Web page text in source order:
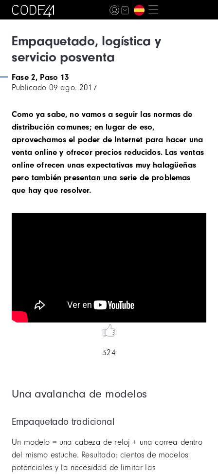
Empaquetado, logística y
servicio posventa
Fase 2, Paso 13
Publicado 09 ago. 2017
Como ya sabe, no vamos a seguir las normas de
distribución comunes; en lugar de eso,
aprovechamos el poder de Internet para hacer una
venta online y ofrecer precios reducidos. Las ventas
online ofrecen unas expectativas muy halagüeñas
pero también presentan una serie de problemas
que hay que resolver.
324
Una avalancha de modelos
Empaquetado tradicional
Un modelo = una cabeza de reloj + una correa dentro
del mismo estuche. Resultado: cientos de modelos
potenciales y la necesidad de limitar las